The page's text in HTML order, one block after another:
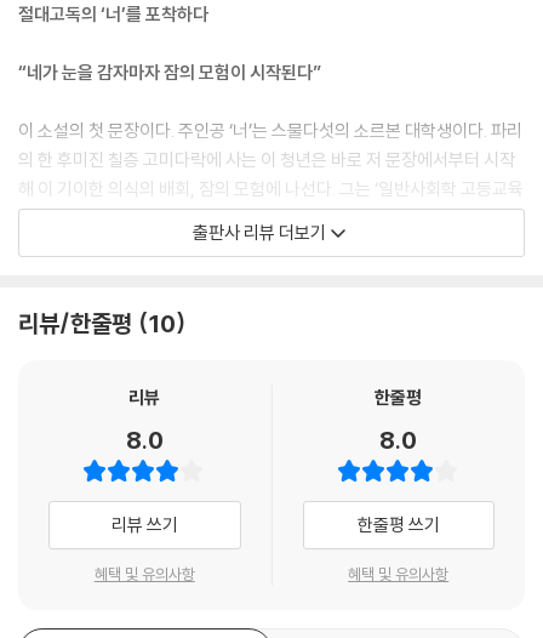
소리에, 네 옆방 남자의 소음에, 그의 목 끓는 소리에, 그가 서랍을 여닫는
에 귀를 기울인다. 너는, 천장 위에서, 가는 균열의 구불구불한 선을, 한 마
리 파리가 그려보이는 하릴없는 노선을, 가까스로 가늠할 수 있는 그림자
들이 번져나가는 모습을 쫓고 있다. --- p.22
너는 스물다섯 살이고, 스물아홉 개의 이빨을 갖고 있으며, 셔츠 세 장과 양
말 여덟 개와, 네가 더이상 읽지 않는 책 몇 권과, 네가 더이상 듣지 않는 음
네 휴가도, 네 계획도, 다른 어느 것도 기억해내고 싶은 마음이 없다. 너는
지 기다리기만 원한다: 밤이 오고, 시간이 울리고, 세월이 흘러가고, 추억
들이 희미해지기만을. --- p.23
어느 목요일 오후, 폭 좁은 장의자에 앉아 있는 남자, 무릎 위에 펼쳐진 책
한 권, 멍한 시선.
너는 고작해야 희뿌연 그림자 하나, 무관심으로 딱딱해진 핵核 하나, 시선
절대고독의 ‘너’를 포착하다
“네가 눈을 감자마자 잠의 모험이 시작된다”
이 소설의 첫 문장이다. 주인공 ‘너’는 스물다섯의 소르본 대학생이다. 파리
의 한 후미진 칠층 고미다락에 사는 이 청년은 바로 저 문장에서부터 시작
해 이 기이한 의식의 배회, 잠의 모험에 나선다. 그는 ‘일반사회학 고등교육
자격증’을 위한 일차 필기시험을 앞두고 있고, 관계를 확장하고 장래를 설
계해야 할 나이에 있다. 그러나 주인공 ‘너’는 저 첫 문장에서 보다시피 어
상은 이 젊은이에게 초점을 맞추기 위해 부단히 다가가고 애를 써야만 볼
한다. 아무것도 하지 않기로 한다. 아니, 이제 세상이 한낱 피사체(피투체)
같은 놀라운 모험이 시작된다. 페렉은 제사에서 카프카를 인용하며 이 여
정의 감감한 지도를 다음과 같이 펼쳐보인다.
“네가 집을 나갈 필요는 없어. 네 탁자에 앉아 그저 듣기만 해. 아니, 귀 기
울일 필요도 없고, 그저 기다리기만 해. 아니, 기다리지도 말고, 오롯이 침
네게 다가올 것이고, 세상은 달리 할 수 없기에, 경탄해 마지않으며, 네 앞
출판사 리뷰 더보기
리뷰/한줄평 10
리뷰
8.0
리뷰 쓰기
혜택 및 유의사항
한줄평
8.0
한줄평 쓰기
혜택 및 유의사항